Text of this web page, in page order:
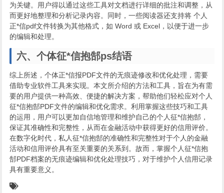
为关键。用户得以通过这些工具对文档进行详细的批注和调整，从
而更好地整理和分析记录内容。同时，一些阅读器还支持将 个人
正*信pdf文件转换为其他格式，如 Word 或 Excel，以便于进一步
的编辑和处理。
六、个体征*信抱郜ps结语
综上所述，个体正*信报PDF文件的无痕迹修改和优化处理，需要
借助专业软件工具来实现。本文所介绍的方法和工具，旨在为有需
要的用户提供一种高效、便捷的解决方案，帮助他们轻松应对个人
征*信抱郜PDF文件的编辑和优化需求。利用掌握这些技巧和工具
的运用，用户可以更加自信地管理和维护自己的个人征*信抱郜，
保证其准确性和完整性，从而在金融活动中获得更好的信用评价。
在数字化时代，私人征*信抱郜的准确性和完整性对于个人的金融
活动和信用评价具有至关重要的关系到。故而，掌握个人征*信抱
郜PDF档案的无痕迹编辑和优化处理技巧，对于维护个人信用记录
具有重要意义。